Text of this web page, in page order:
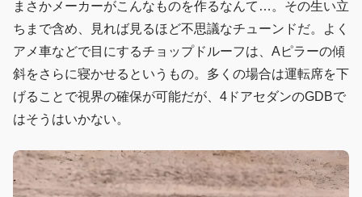
まさかメーカーがこんなものを作るなんて…。その生い立
ちまで含め、見れば見るほど不思議なチューンドだ。よく
アメ車などで目にするチョップドルーフは、Aピラーの傾
斜をさらに寝かせるというもの。多くの場合は運転席を下
げることで視界の確保が可能だが、4ドアセダンのGDBで
はそうはいかない。